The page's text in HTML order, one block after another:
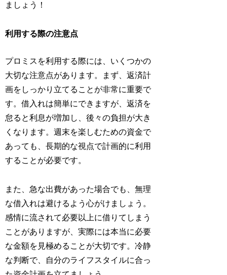
ましょう！
利用する際の注意点
プロミスを利用する際には、いくつかの
大切な注意点があります。まず、返済計
画をしっかり立てることが非常に重要で
す。借入れは簡単にできますが、返済を
怠ると利息が増加し、後々の負担が大き
くなります。週末を楽しむための資金で
あっても、長期的な視点で計画的に利用
することが必要です。
また、急な出費があった場合でも、無理
な借入れは避けるよう心がけましょう。
感情に流されて必要以上に借りてしまう
ことがありますが、実際には本当に必要
な金額を見極めることが大切です。冷静
な判断で、自分のライフスタイルに合っ